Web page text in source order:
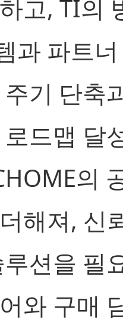
고, TI의
과 파트
기 단축
드맵 달
의
해져, 신
션을 필
와 구매